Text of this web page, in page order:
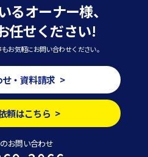
るオーナー様、
任せください!
お気軽にお問い合わせください。
せ・資料請求 >
頼はこちら >
お問い合わせ